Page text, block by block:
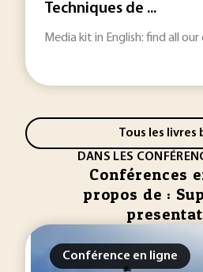
Techniques de ...
Media kit in English: find all
Tous les livres
DANS LES
Conférences
propos de :
Conférence en ligne